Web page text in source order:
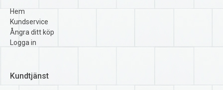
Hem
Kundservice
Ångra ditt köp
Logga in
Kundtjänst